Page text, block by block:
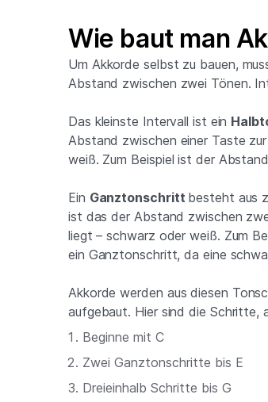
Wie baut man
Um Akkorde selbst zu bauen,
Abstand zwischen zwei Tönen.
Das kleinste Intervall ist ein
Abstand zwischen einer Taste
weiß. Zum Beispiel ist der
Ein Ganztonschritt besteht aus
ist das der Abstand zwischen
liegt – schwarz oder weiß. Zum
ein Ganztonschritt, da eine
Akkorde werden aus diesen
aufgebaut. Hier sind die Schritte,
Beginne mit C
Zwei Ganztonschritte bis E
Dreieinhalb Schritte bis G